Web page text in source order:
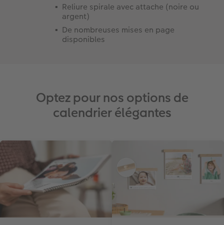
Reliure spirale avec attache (noire ou
argent)​
De nombreuses mises en page
disponibles
Optez pour nos options de
calendrier élégantes